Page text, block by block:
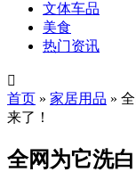
文体车品
美食
热门资讯

首页 » 家居用品 »
来了！
全网为它洗